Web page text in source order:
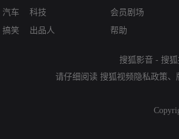
汽车
搞笑
科技
出品人
会员剧场
帮助
搜狐影音 - 搜
请仔细阅读 搜狐视频隐私政策、